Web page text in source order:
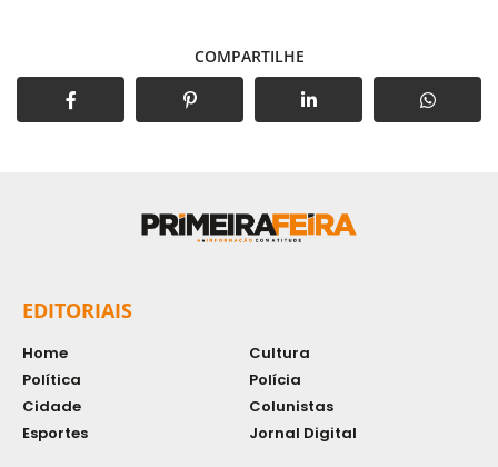
COMPARTILHE
EDITORIAIS
Home
Política
Cidade
Esportes
Cultura
Polícia
Colunistas
Jornal Digital